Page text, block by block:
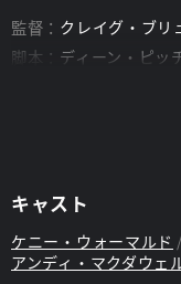
監督： クレイグ・ブリ
脚本： ディーン・ピッ
キャスト
ケニー・ウォーマルド
アンディ・マクダウェ